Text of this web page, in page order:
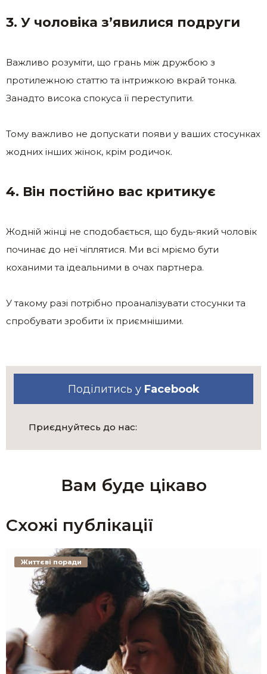
3. У чоловіка з’явилися подруги
Важливо розуміти, що грань між дружбою з
протилежною статтю та інтрижкою вкрай тонка.
Занадто висока спокуса її переступити.
Тому важливо не допускати появи у ваших стосунках
жодних інших жінок, крім родичок.
4. Він постійно вас критикує
Жодній жінці не сподобається, що будь-який чоловік
починає до неї чіплятися. Ми всі мріємо бути
коханими та ідеальними в очах партнера.
У такому разі потрібно проаналізувати стосунки та
спробувати зробити їх приємнішими.
Поділитись у Facebook
Приєднуйтесь до нас:
Вам буде цікаво
Схожі публікації
Життєві поради